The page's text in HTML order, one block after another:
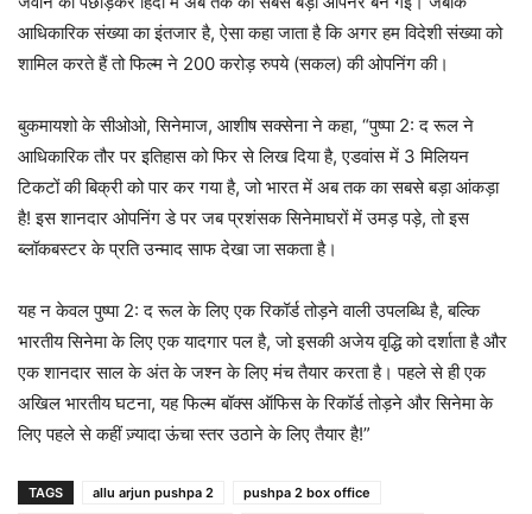
आधिकारिक संख्या का इंतजार है, ऐसा कहा जाता है कि अगर हम विदेशी संख्या को
शामिल करते हैं तो फिल्म ने 200 करोड़ रुपये (सकल) की ओपनिंग की।
बुकमायशो के सीओओ, सिनेमाज, आशीष सक्सेना ने कहा, “पुष्पा 2: द रूल ने
आधिकारिक तौर पर इतिहास को फिर से लिख दिया है, एडवांस में 3 मिलियन
टिकटों की बिक्री को पार कर गया है, जो भारत में अब तक का सबसे बड़ा आंकड़ा
है! इस शानदार ओपनिंग डे पर जब प्रशंसक सिनेमाघरों में उमड़ पड़े, तो इस
ब्लॉकबस्टर के प्रति उन्माद साफ देखा जा सकता है।
यह न केवल पुष्पा 2: द रूल के लिए एक रिकॉर्ड तोड़ने वाली उपलब्धि है, बल्कि
भारतीय सिनेमा के लिए एक यादगार पल है, जो इसकी अजेय वृद्धि को दर्शाता है और
एक शानदार साल के अंत के जश्न के लिए मंच तैयार करता है। पहले से ही एक
अखिल भारतीय घटना, यह फिल्म बॉक्स ऑफिस के रिकॉर्ड तोड़ने और सिनेमा के
लिए पहले से कहीं ज़्यादा ऊंचा स्तर उठाने के लिए तैयार है!”
TAGS allu arjun pushpa 2
pushpa 2 box office